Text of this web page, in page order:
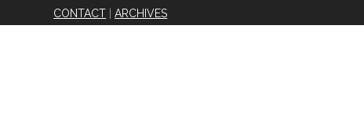
CONTACT |ARCHIVES